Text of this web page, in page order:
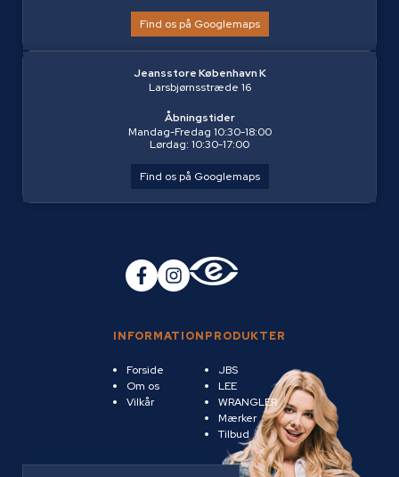
Find os på Googlemaps
Jeansstore København K
Larsbjørnsstræde 16
Åbningstider
Mandag-Fredag 10:30-18:00
Lørdag: 10:30-17:00
Find os på Googlemaps
INFORMATION
Forside
Om os
Vilkår
PRODUKTER
JBS
LEE
WRANGLER
Mærker
Tilbud